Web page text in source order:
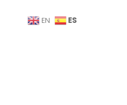
EN ES